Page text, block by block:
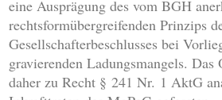
eine Ausprägung des vom BGH
rechtsformübergreifenden Prinzips
Gesellschafterbeschlusses bei
gravierenden Ladungsmangels.
daher zu Recht § 241 Nr. 1 AktG